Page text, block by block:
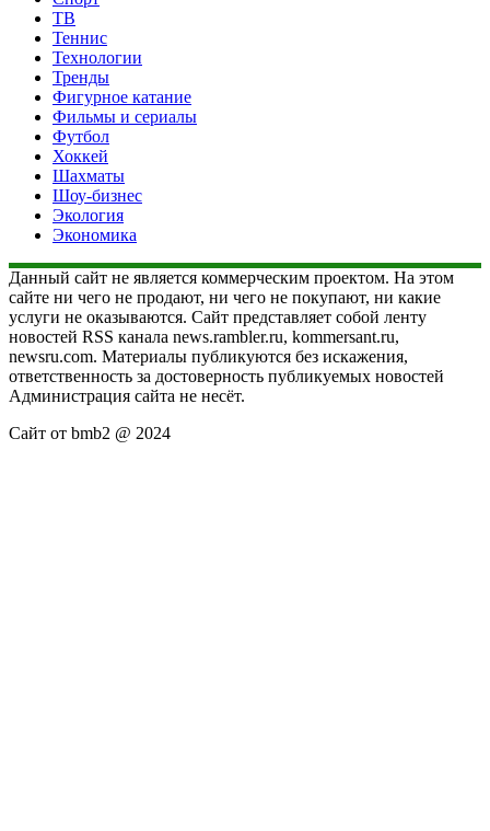
ТВ
Теннис
Технологии
Тренды
Фигурное катание
Фильмы и сериалы
Футбол
Хоккей
Шахматы
Шоу-бизнес
Экология
Экономика
Данный сайт не является коммерческим проектом. На этом
сайте ни чего не продают, ни чего не покупают, ни какие
услуги не оказываются. Сайт представляет собой ленту
новостей RSS канала news.rambler.ru, kommersant.ru,
newsru.com. Материалы публикуются без искажения,
ответственность за достоверность публикуемых новостей
Администрация сайта не несёт.
Сайт от bmb2 @ 2024